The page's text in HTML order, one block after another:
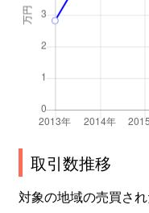
取引数推移
対象の地域の売買さ